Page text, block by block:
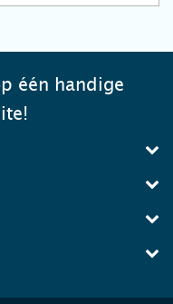
één handige